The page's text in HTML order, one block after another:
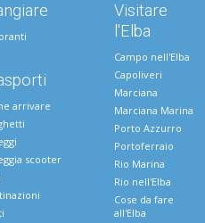
arrivare
scooter
Visitare
l'Elba
Campo nell'Elba
Capoliveri
Marciana
Marciana Marina
Porto Azzurro
Portoferraio
Rio Marina
Rio nell'Elba
Cose da fare
all'Elba